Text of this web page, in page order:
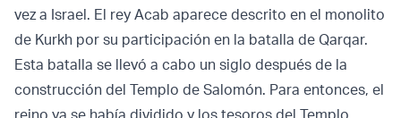
vez a Israel. El rey Acab aparece descrito en el monolito
de Kurkh por su participación en la batalla de Qarqar.
Esta batalla se llevó a cabo un siglo después de la
construcción del Templo de Salomón. Para entonces, el